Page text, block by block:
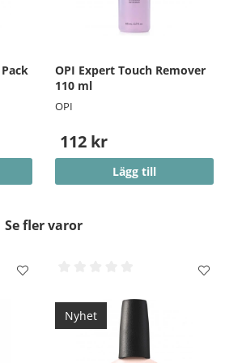
OPI Expert Touch Remover
110 ml
OPI
112 kr
Lägg till
Se fler varor
Nyhet